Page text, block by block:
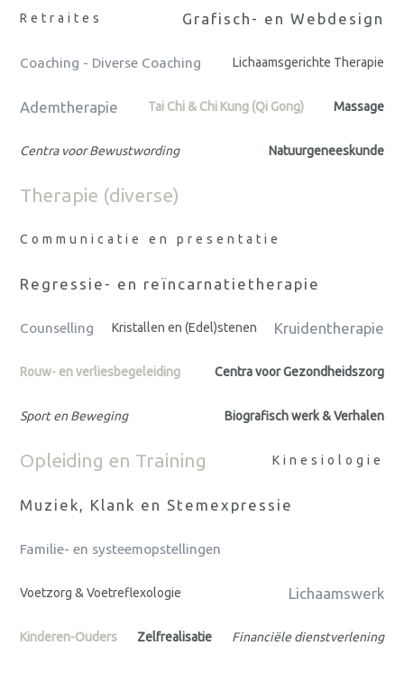
Retraites Grafisch- en Webdesign
Coaching - Diverse Coaching Lichaamsgerichte Therapie
Ademtherapie Tai Chi & Chi Kung (Qi Gong) Massage
Centra voor Bewustwording Natuurgeneeskunde
Therapie (diverse)
Communicatie en presentatie
Regressie- en reïncarnatietherapie
Counselling Kristallen en (Edel)stenen Kruidentherapie
Rouw- en verliesbegeleiding Centra voor Gezondheidszorg
Sport en Beweging Biografisch werk & Verhalen
Opleiding en Training Kinesiologie
Muziek, Klank en Stemexpressie
Familie- en systeemopstellingen
Voetzorg & Voetreflexologie Lichaamswerk
Kinderen-Ouders Zelfrealisatie Financiële dienstverlening